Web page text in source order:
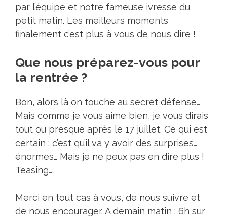
par l’équipe et notre fameuse ivresse du
petit matin. Les meilleurs moments
finalement c’est plus à vous de nous dire !
Que nous préparez-vous pour
la rentrée ?
Bon, alors là on touche au secret défense…
Mais comme je vous aime bien, je vous dirais
tout ou presque après le 17 juillet. Ce qui est
certain : c’est qu’il va y avoir des surprises…
énormes… Mais je ne peux pas en dire plus !
Teasing….
Merci en tout cas à vous, de nous suivre et
de nous encourager. A demain matin : 6h sur